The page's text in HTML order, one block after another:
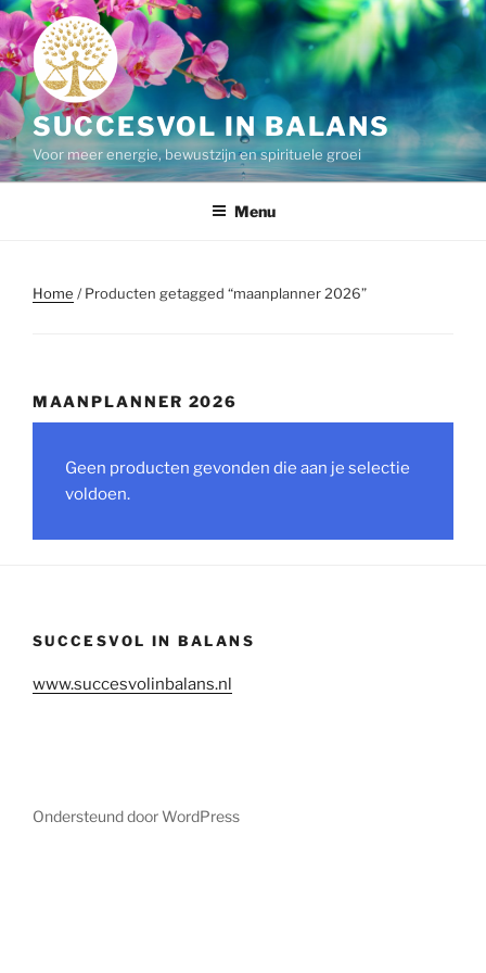
Ga
naar
de
inhoud
SUCCESVOL IN BALANS
Voor meer energie, bewustzijn en spirituele groei
Menu
Home / Producten getagged “maanplanner 2026”
MAANPLANNER 2026
Geen producten gevonden die aan je selectie
voldoen.
SUCCESVOL IN BALANS
www.succesvolinbalans.nl
Ondersteund door WordPress